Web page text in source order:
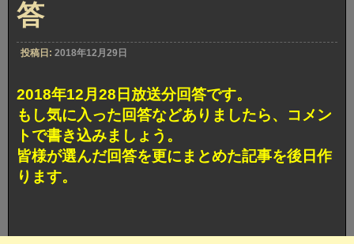
答
投稿日: 2018年12月29日
2018年12月28日放送分回答です。
もし気に入った回答などありましたら、コメン
トで書き込みましょう。
皆様が選んだ回答を更にまとめた記事を後日作
ります。